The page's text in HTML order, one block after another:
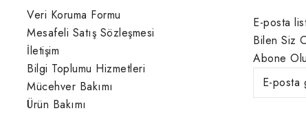
Veri Koruma Formu
Mesafeli Satış Sözleşmesi
İletişim
Bilgi Toplumu Hizmetleri
Mücehver Bakımı
Ürün Bakımı
E-posta
Bilen Siz
Abone